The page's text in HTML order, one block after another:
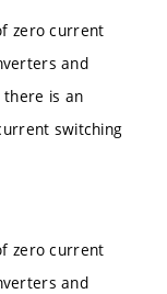
zero current
and
is an
switching
zero current
and